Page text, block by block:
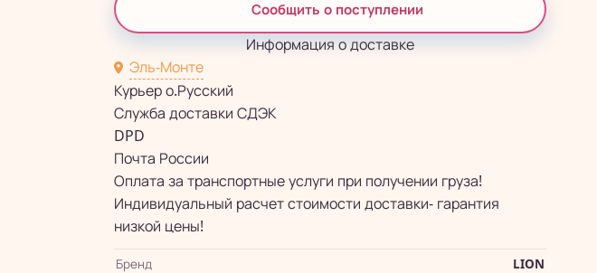
Сообщить о поступлении
Информация о доставке
Эль-Монте
Курьер о.Русский
Служба доставки СДЭК
DPD
Почта России
Оплата за транспортные услуги при получении груза!
Индивидуальный расчет стоимости доставки- гарантия
низкой цены!
Бренд
LION